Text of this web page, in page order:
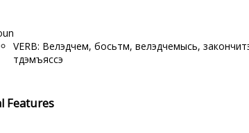
VERB: Велэдчем, босьтӧм, велэдчемысь,
тӧдэмъяссэ
Features